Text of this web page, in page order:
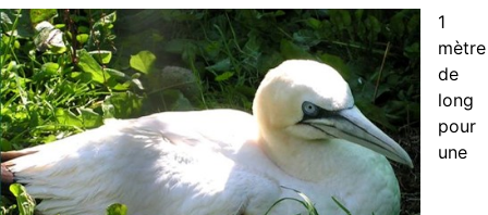
1
mètre
de
long
pour
une